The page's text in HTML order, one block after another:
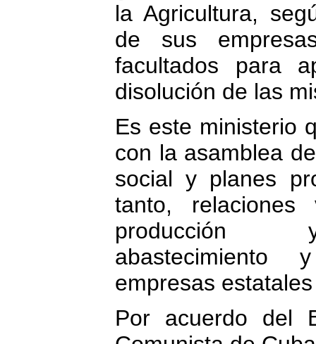
la Agricultura,
de sus
facultados para
disolución de las
Es este ministerio
con la asamblea
social y planes
tanto,
producción
empresas
Por acuerdo del